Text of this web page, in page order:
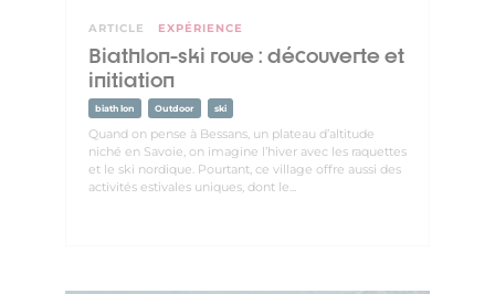
ARTICLE EXPÉRIENCE
Biathlon-ski roue : découverte et
initiation
biathlon Outdoor ski
Quand on pense à Bessans, un plateau d’altitude
niché en Savoie, on imagine l’hiver avec les raquettes
et le ski nordique. Pourtant, ce village offre aussi des
activités estivales uniques, dont le...